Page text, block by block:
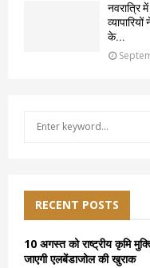
नवरात्रि
के...
f
o
r
RECENT POSTS
10 अगस्त को राष्ट्रीय कृमि
जाएगी एलबेंडाजोल की खुराक